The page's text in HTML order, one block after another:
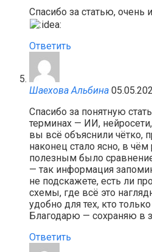
Спасибо за статью, очень
Ответить
Шаехова Альбина
Спасибо за понятную
терминах — ИИ,
вы всё объяснили чётко,
наконец стало ясно, в
полезным было
— так информация
не подскажете, есть ли
схемы, где всё это
удобно для тех, кто
Благодарю — сохраняю в
Ответить